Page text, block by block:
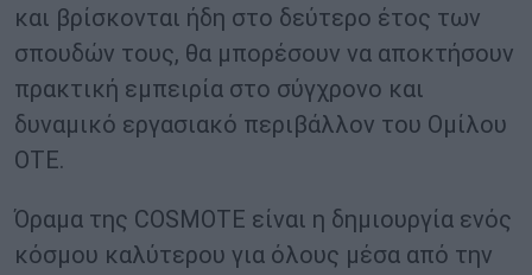
και βρίσκονται ήδη στο δεύτερο έτος των
σπουδών τους, θα μπορέσουν να αποκτήσουν
πρακτική εμπειρία στο σύγχρονο και
δυναμικό εργασιακό περιβάλλον του Ομίλου
ΟΤΕ.
Όραμα της COSMOTE είναι η δημιουργία ενός
κόσμου καλύτερου για όλους μέσα από την